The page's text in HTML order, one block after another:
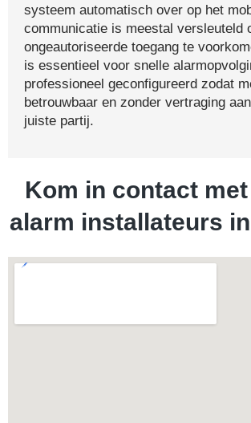
systeem automatisch over op het
communicatie is meestal versleuteld
ongeautoriseerde toegang te
is essentieel voor snelle
professioneel geconfigureerd zodat
betrouwbaar en zonder vertraging
juiste partij.
Kom in contact
alarm installateurs